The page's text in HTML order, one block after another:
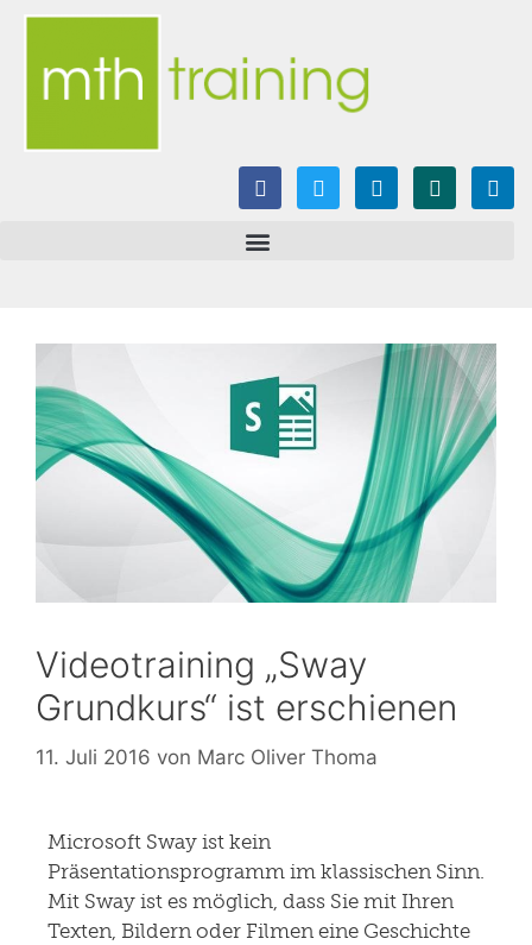
Videotraining „Sway
Grundkurs“ ist erschienen
11. Juli 2016 von Marc Oliver Thoma
Microsoft Sway ist kein
Präsentationsprogramm im klassischen Sinn.
Mit Sway ist es möglich, dass Sie mit Ihren
Texten, Bildern oder Filmen eine Geschichte